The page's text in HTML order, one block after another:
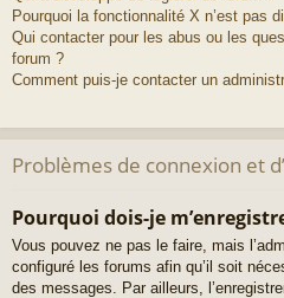
Pourquoi la fonctionnalité X n’est pas
Qui contacter pour les abus ou les
forum ?
Comment puis-je contacter un
Problèmes de connexion et
Pourquoi dois-je
Vous pouvez ne pas le faire, mais
configuré les forums afin qu’il soit
des messages. Par ailleurs,